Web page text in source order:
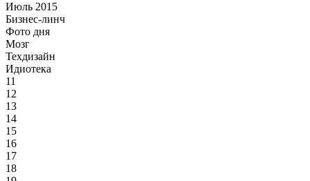
Июль 2015
Бизнес-линч
Фото дня
Мозг
Техдизайн
Идиотека
11
12
13
14
15
16
17
18